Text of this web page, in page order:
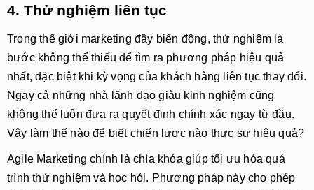
4. Thử nghiệm liên tục
Trong thế giới marketing đầy biến động, thử nghiệm là
bước không thể thiếu để tìm ra phương pháp hiệu quả
nhất, đặc biệt khi kỳ vọng của khách hàng liên tục thay đổi.
Ngay cả những nhà lãnh đạo giàu kinh nghiệm cũng
không thể luôn đưa ra quyết định chính xác ngay từ đầu.
Vậy làm thế nào để biết chiến lược nào thực sự hiệu quả?
Agile Marketing chính là chìa khóa giúp tối ưu hóa quá
trình thử nghiệm và học hỏi. Phương pháp này cho phép